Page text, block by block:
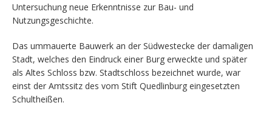
Untersuchung neue Erkenntnisse zur Bau- und
Nutzungsgeschichte.
Das ummauerte Bauwerk an der Südwestecke der damaligen
Stadt, welches den Eindruck einer Burg erweckte und später
als Altes Schloss bzw. Stadtschloss bezeichnet wurde, war
einst der Amtssitz des vom Stift Quedlinburg eingesetzten
Schultheißen.